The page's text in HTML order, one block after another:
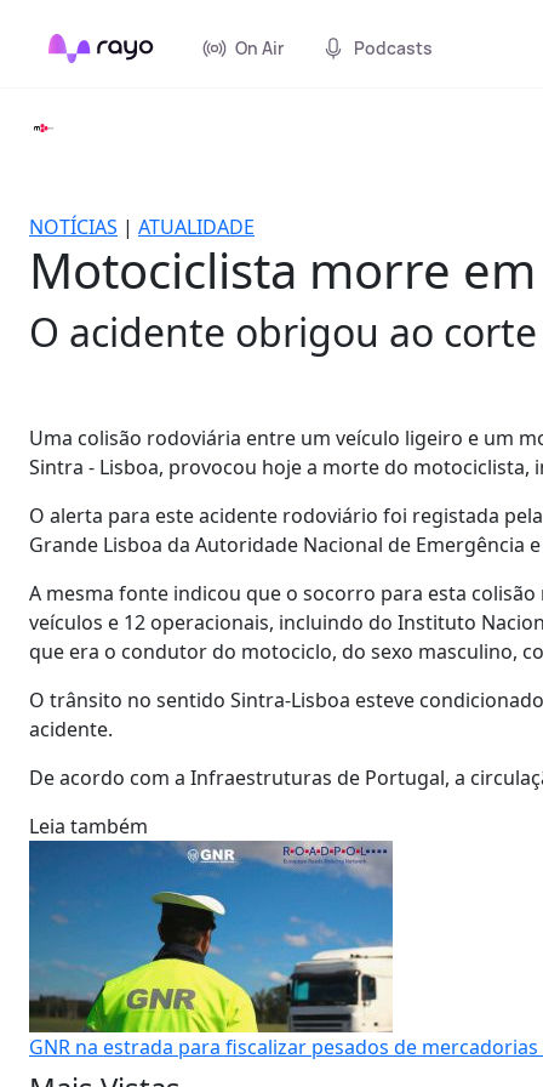
On Air Podcasts
NOTÍCIAS | ATUALIDADE
Motociclista morre
O acidente obrigou ao
Uma colisão rodoviária entre um veículo ligeiro e um
Sintra - Lisboa, provocou hoje a morte do motociclista,
O alerta para este acidente rodoviário foi registada
Grande Lisboa da Autoridade Nacional de Emergência
A mesma fonte indicou que o socorro para esta
veículos e 12 operacionais, incluindo do Instituto
que era o condutor do motociclo, do sexo masculino,
O trânsito no sentido Sintra-Lisboa esteve
acidente.
De acordo com a Infraestruturas de Portugal, a
Leia também
GNR na estrada para fiscalizar pesados de